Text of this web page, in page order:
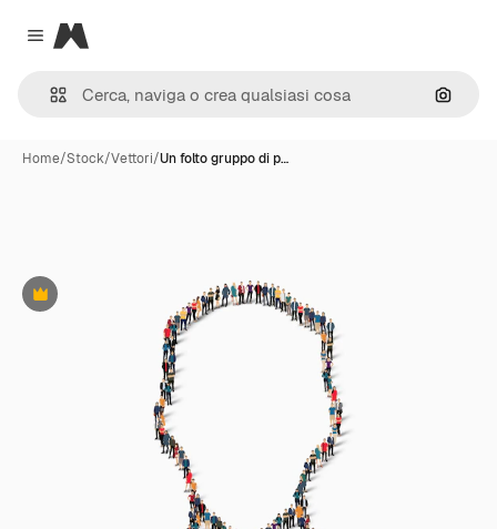
Close menu
Magnific
Cerca
Home/Stock/Vettori/Un folto gruppo di p…
Premium